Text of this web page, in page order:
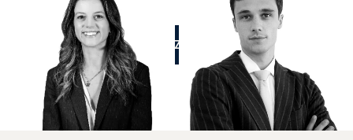
APPELEZ-NOUS